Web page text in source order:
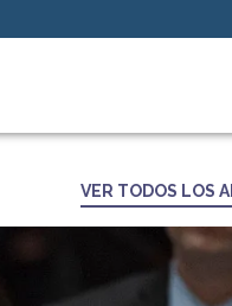
VER TODOS LOS